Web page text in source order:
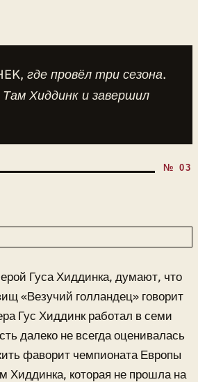
где провёл три сезона.
Хиддинк и завершил
Гуса Хиддинка, думают, что
«Везучий голландец» говорит
Гус Хиддинк работал в семи
далеко не всегда оценивалась
фаворит чемпионата Европы
Хиддинка, которая не прошла на